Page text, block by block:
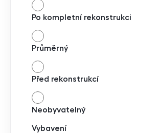
Po kompletní rekonstrukci
Průměrný
Před rekonstrukcí
Neobyvatelný
Vybavení